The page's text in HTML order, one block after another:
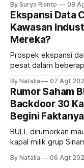
By Surya Rianto 08
Ekspansi Data
Kawasan
Mereka?
Prospek ekspansi
pesat dalam
estate, ada siapa
By Natalia 07 Agt
Rumor Saham
Backdoor 30
Begini Faktanya
BULL dirumorkan
kapal milik grup
masih menarik
By Natalia 06 Agt